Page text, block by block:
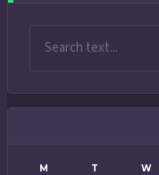
M T W